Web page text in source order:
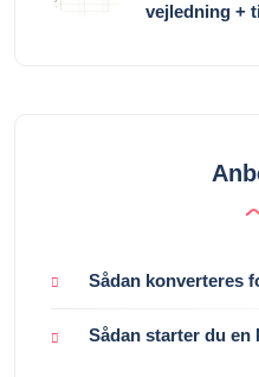
vejledning +
Sådan konverteres
Sådan starter du en